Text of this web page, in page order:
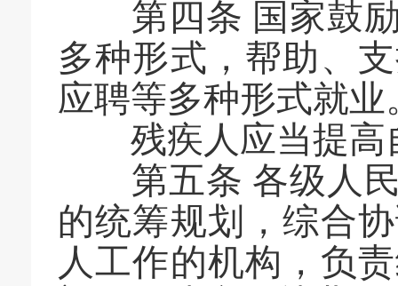
第四条 国家鼓励
多种形式，帮助、
应聘等多种形式就
残疾人应当提高
第五条 各级人民
的统筹规划，综合
人工作的机构，负